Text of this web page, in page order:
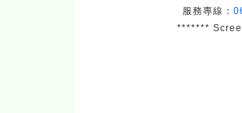
服務專線：
*******